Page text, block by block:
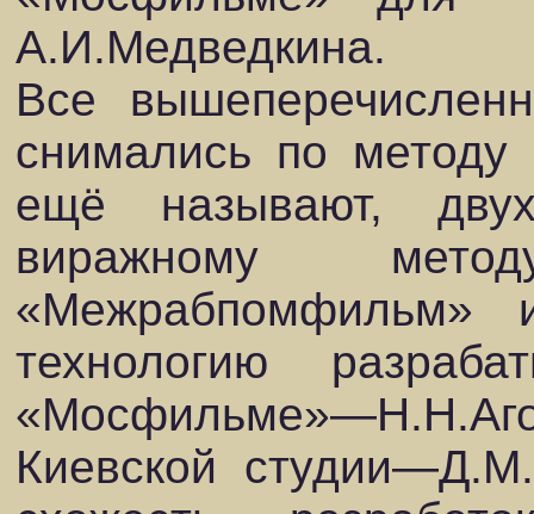
А.И.Медведкина.
Все
снимались по методу
ещё называют,
виражному
«Межрабпомфильм»
технологию
Киевской